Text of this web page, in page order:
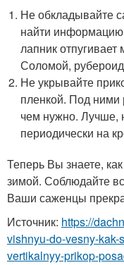
Не обкладывайте
найти
лапник
Соломой,
Не укрывайте
пленкой. Под ними
чем нужно. Лучше,
периодически на
Теперь Вы знаете,
зимой. Соблюдайте
Ваши саженцы
Источник: https://
vishnyu-do-vesny-
vertikalnyy-prikop-